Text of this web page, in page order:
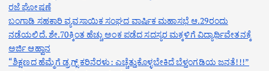
ರಜೆ ಘೋಷಣೆ
ಬಂಗಾಡಿ ಸಹಕಾರಿ ವ್ಯವಸಾಯಿಕ ಸಂಘದ ವಾರ್ಷಿಕ ಮಹಾಸಭೆ ಆ.29ರಂದು
ನಡೆಯಲಿದೆ. ಶೇ.70ಕ್ಕಿಂತ ಹೆಚ್ಚು ಅಂಕ ಪಡೆದ ಸದಸ್ಯರ ಮಕ್ಕಳಿಗೆ ವಿದ್ಯಾರ್ಥಿವೇತನಕ್ಕೆ
ಅರ್ಜಿ ಆಹ್ವಾನ
“ಶಿಕ್ಷಣದ ಹೆಮ್ಮೆಗೆ ಡ್ರಗ್ಸ್ ಕರಿನೆರಳು: ಎಚ್ಚೆತ್ತುಕೊಳ್ಳಬೇಕಿದೆ ಬೆಳ್ತಂಗಡಿಯ ಜನತೆ!!!”